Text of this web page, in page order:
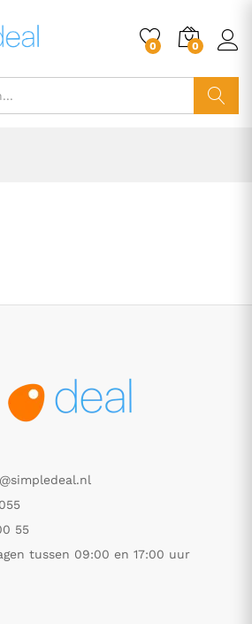
0 0
55
tussen 09:00 en 17:00 uur